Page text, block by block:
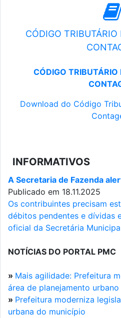
CÓDIGO
CÓDIGO TRIBUTÁRIO
Download do Código
INFORMATIVOS
A Secretaria de Fazenda
Publicado em 18.11.2025
Os contribuintes precisam
débitos pendentes e dívidas
oficial da Secretária
NOTÍCIAS DO PORTAL PMC
» Mais agilidade: Prefeitura
área de planejamento urbano
» Prefeitura moderniza
urbana do município